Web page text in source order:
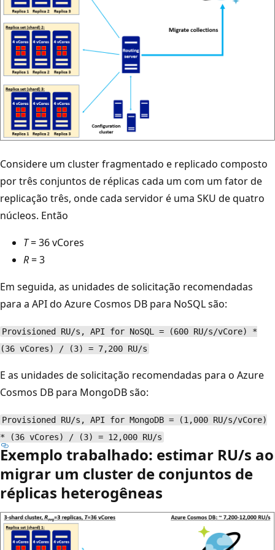
Considere um cluster fragmentado e replicado composto
por três conjuntos de réplicas cada um com um fator de
replicação três, onde cada servidor é uma SKU de quatro
núcleos. Então
T= 36 vCores
R= 3
Em seguida, as unidades de solicitação recomendadas
para a API do Azure Cosmos DB para NoSQL são:
Provisioned RU/s, API for NoSQL = (600 RU/s/vCore) *
(36 vCores) / (3) = 7,200 RU/s
E as unidades de solicitação recomendadas para o Azure
Cosmos DB para MongoDB são:
Provisioned RU/s, API for MongoDB = (1,000 RU/s/vCore)
* (36 vCores) / (3) = 12,000 RU/s
Exemplo trabalhado: estimar RU/s ao
migrar um cluster de conjuntos de
réplicas heterogêneas